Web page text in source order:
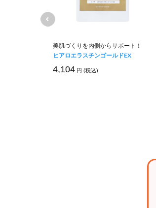
美肌づくりを内側からサポート！
ヒアロエラスチンゴールドEX
4,104 円 (税込)